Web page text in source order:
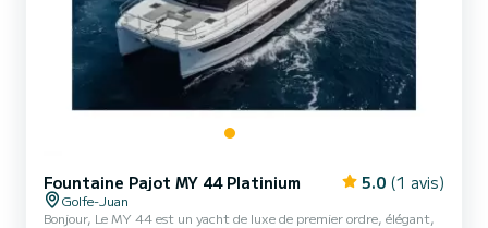
Fountaine Pajot MY 44 Platinium 5.0 (1 avis)
Golfe-Juan
Bonjour, Le MY 44 est un yacht de luxe de premier ordre, élégant,